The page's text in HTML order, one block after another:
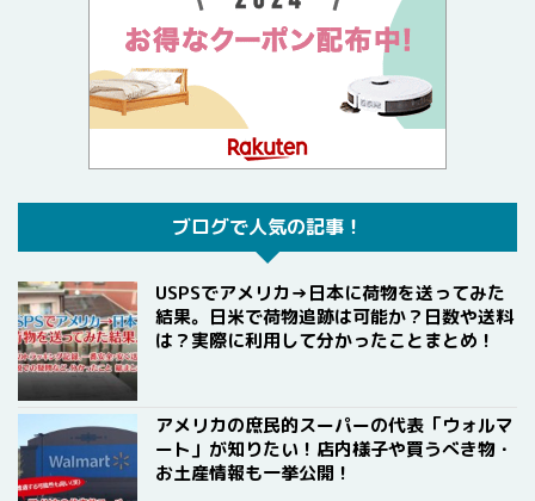
ブログで人気の記事！
USPSでアメリカ→日本に荷物を送ってみた
結果。日米で荷物追跡は可能か？日数や送料
は？実際に利用して分かったことまとめ！
アメリカの庶民的スーパーの代表「ウォルマ
ート」が知りたい！店内様子や買うべき物・
お土産情報も一挙公開！